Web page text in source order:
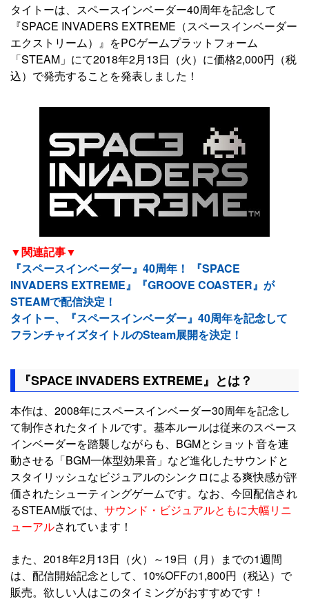
タイトーは、スペースインベーダー40周年を記念して
『SPACE INVADERS EXTREME（スペースインベーダー
エクストリーム）』をPCゲームプラットフォーム
「STEAM」にて2018年2月13日（火）に価格2,000円（税
込）で発売することを発表しました！
▼関連記事▼
『スペースインベーダー』40周年！ 『SPACE
INVADERS EXTREME』『GROOVE COASTER』が
STEAMで配信決定！
タイトー、『スペースインベーダー』40周年を記念して
フランチャイズタイトルのSteam展開を決定！
『SPACE INVADERS EXTREME』とは？
本作は、2008年にスペースインベーダー30周年を記念し
て制作されたタイトルです。基本ルールは従来のスペース
インベーダーを踏襲しながらも、BGMとショット音を連
動させる「BGM一体型効果音」など進化したサウンドと
スタイリッシュなビジュアルのシンクロによる爽快感が評
価されたシューティングゲームです。なお、今回配信され
るSTEAM版では、 サウンド・ビジュアルともに大幅リニ
ューアルされています！
また、2018年2月13日（火）～19日（月）までの1週間
は、配信開始記念として、10%OFFの1,800円（税込）で
販売。欲しい人はこのタイミングがおすすめです！